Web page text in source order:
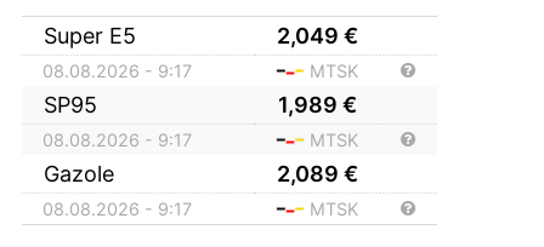
Super E5 2,049 €
08.08.2026 - 9:17 MTSK
SP95 1,989 €
08.08.2026 - 9:17 MTSK
Gazole 2,089 €
08.08.2026 - 9:17 MTSK